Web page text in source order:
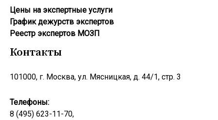
Цены на экспертные услуги
График дежурств экспертов
Реестр экcпертов МОЗП
Контакты
101000, г. Москва, ул. Мясницкая, д. 44/1, стр. 3
Телефоны:
8 (495) 623-11-70,